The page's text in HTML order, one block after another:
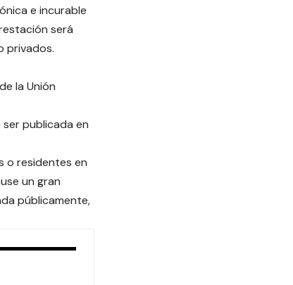
e incurable
será
privados.
la Unión
publicada en
o residentes en
un gran
públicamente,